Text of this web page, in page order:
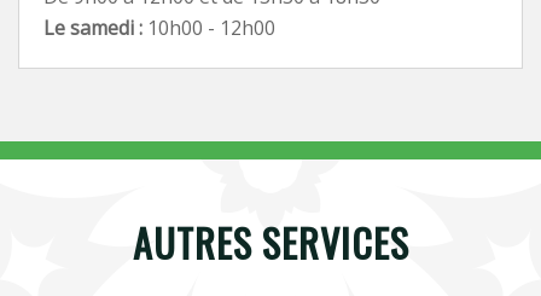
Le samedi : 10h00 - 12h00
AUTRES SERVICES